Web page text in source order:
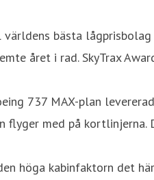
bästa
året i rad. SkyTrax
737 MAX-plan
flyger med på
höga kabinfaktorn det